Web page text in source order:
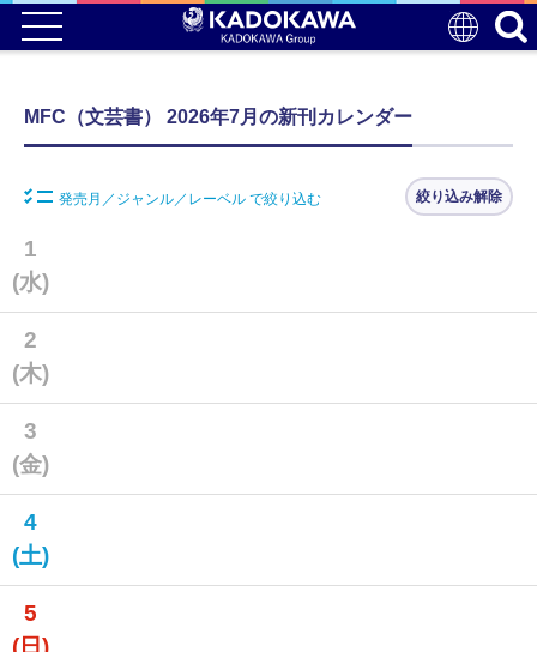
MFC（文芸書） 2026年7月の新刊カレンダー
発売月／ジャンル／レーベル で絞り込む 絞り込み解除
1
(水)
2
(木)
3
(金)
4
(土)
5
(日)